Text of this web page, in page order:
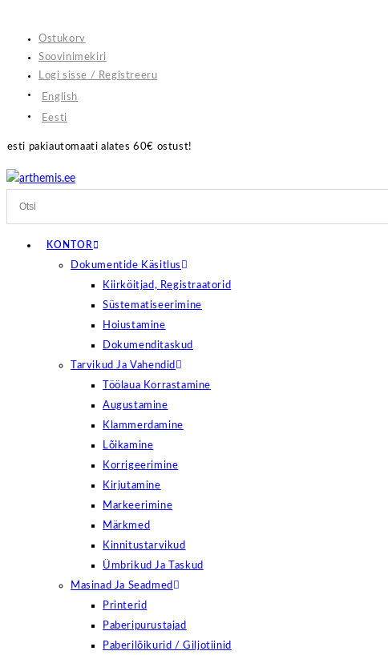
content
Ostukorv
Soovinimekiri
Logi sisse / Registreeru
English
Eesti
alates 60€ ostust!
KONTOR
Dokumentide Käsitlus
Kiirköitjad, Registraatorid
Süstematiseerimine
Hoiustamine
Dokumenditaskud
Tarvikud Ja Vahendid
Töölaua Korrastamine
Augustamine
Klammerdamine
Lõikamine
Korrigeerimine
Kirjutamine
Markeerimine
Märkmed
Kinnitustarvikud
Ümbrikud Ja Taskud
Masinad Ja Seadmed
Printerid
Paberipurustajad
Paberilõikurid / Giljotiinid